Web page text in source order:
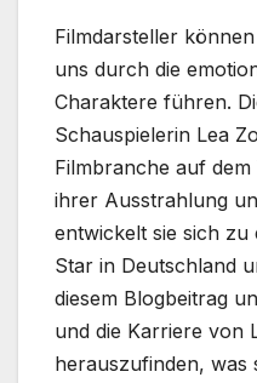
Filmdarsteller
uns durch die
Charaktere führen.
Schauspielerin Lea
Filmbranche auf
ihrer Ausstrahlung
entwickelt sie sich
Star in Deutschland
diesem Blogbeitrag
und die Karriere von
herauszufinden, was